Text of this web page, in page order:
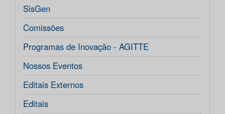
SisGen
Comissões
Programas de Inovação - AGITTE
Nossos Eventos
Editais Externos
Editais